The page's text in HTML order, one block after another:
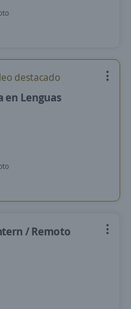
destacado
en Lenguas
/ Remoto